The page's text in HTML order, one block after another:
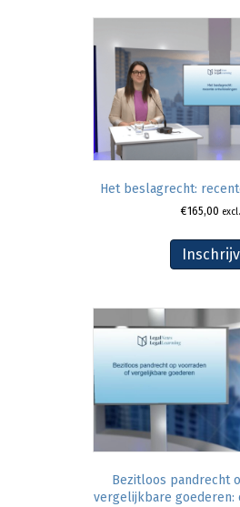
Het beslagrecht:
€165,00
Bezitloos pandrecht
vergelijkbare goederen: